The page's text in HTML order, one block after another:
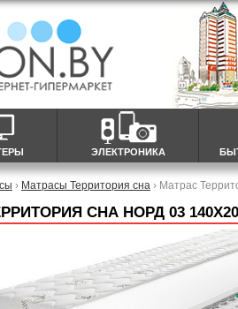
ЭЛЕКТРОНИКА
› Матрасы Территория сна › Матрас
СНА НОРД 03